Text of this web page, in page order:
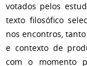
votados pelos
texto filosófico
nos encontros,
e contexto de
com o momento